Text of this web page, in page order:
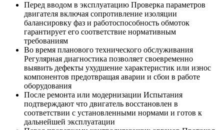
Перед вводом в эксплуатацию Проверка параметров
двигателя включая сопротивление изоляции
балансировку фаз и работоспособность обмоток
гарантирует его соответствие нормативным
требованиям
Во время планового технического обслуживания
Регулярная диагностика позволяет своевременно
выявить дефекты ухудшение характеристик или износ
компонентов предотвращая аварии и сбои в работе
оборудования
После ремонта или модернизации Испытания
подтверждают что двигатель восстановлен в
соответствии с установленными нормами и готов к
дальнейшей эксплуатации